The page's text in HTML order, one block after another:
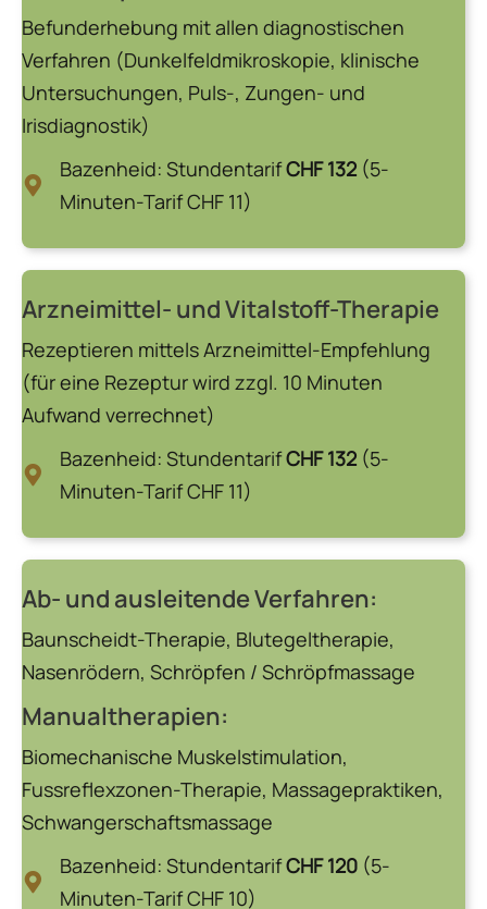
Befunderhebung mit allen diagnostischen
Verfahren (Dunkelfeldmikroskopie, klinische
Untersuchungen, Puls-, Zungen- und
Irisdiagnostik)
Bazenheid: StundentarifCHF 132 (5-
Minuten-Tarif CHF 11)
Arzneimittel- und Vitalstoff-Therapie
Rezeptieren mittels Arzneimittel-Empfehlung
(für eine Rezeptur wird zzgl. 10 Minuten
Aufwand verrechnet)
Bazenheid: StundentarifCHF 132 (5-
Minuten-Tarif CHF 11)
Ab- und ausleitende Verfahren:
Baunscheidt-Therapie, Blutegeltherapie,
Nasenrödern, Schröpfen / Schröpfmassage
Manualtherapien:
Biomechanische Muskelstimulation,
Fussreflexzonen-Therapie, Massagepraktiken,
Schwangerschaftsmassage
Bazenheid: StundentarifCHF 120 (5-
Minuten-Tarif CHF 10)